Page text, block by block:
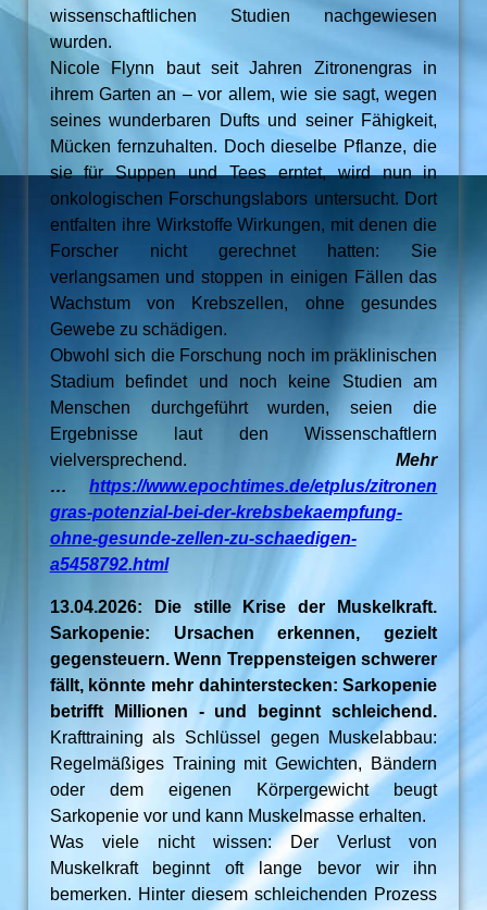
wissenschaftlichen Studien nachgewiesen
wurden.
Nicole Flynn baut seit Jahren Zitronengras in
ihrem Garten an – vor allem, wie sie sagt, wegen
seines wunderbaren Dufts und seiner Fähigkeit,
Mücken fernzuhalten. Doch dieselbe Pflanze, die
sie für Suppen und Tees erntet, wird nun in
onkologischen Forschungslabors untersucht. Dort
entfalten ihre Wirkstoffe Wirkungen, mit denen die
Forscher nicht gerechnet hatten: Sie
verlangsamen und stoppen in einigen Fällen das
Wachstum von Krebszellen, ohne gesundes
Gewebe zu schädigen.
Obwohl sich die Forschung noch im präklinischen
Stadium befindet und noch keine Studien am
Menschen durchgeführt wurden, seien die
Ergebnisse laut den Wissenschaftlern
vielversprechend.Mehr
…https://www.epochtimes.de/etplus/zitronen
gras-potenzial-bei-der-krebsbekaempfung-
ohne-gesunde-zellen-zu-schaedigen-
a5458792.html
13.04.2026: Die stille Krise der Muskelkraft.
Sarkopenie: Ursachen erkennen, gezielt
gegensteuern. Wenn Treppensteigen schwerer
fällt, könnte mehr dahinterstecken: Sarkopenie
betrifft Millionen - und beginnt schleichend.
Krafttraining als Schlüssel gegen Muskelabbau:
Regelmäßiges Training mit Gewichten, Bändern
oder dem eigenen Körpergewicht beugt
Sarkopenie vor und kann Muskelmasse erhalten.
Was viele nicht wissen: Der Verlust von
Muskelkraft beginnt oft lange bevor wir ihn
bemerken. Hinter diesem schleichenden Prozess